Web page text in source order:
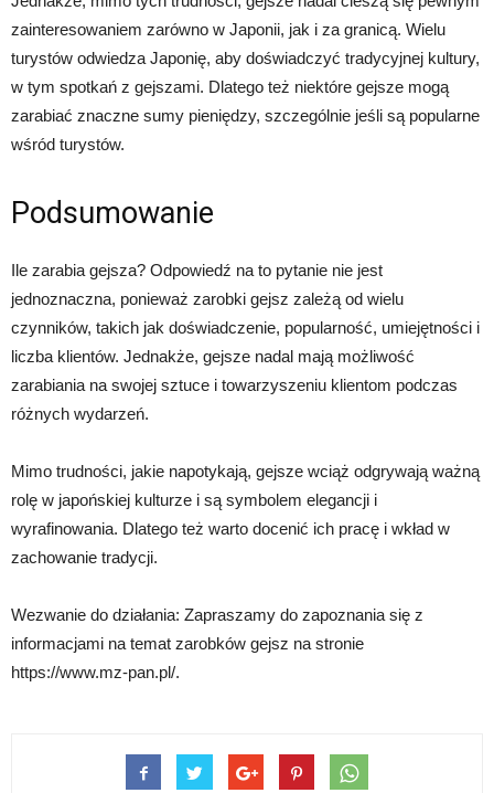
zainteresowaniem zarówno w Japonii, jak i za granicą. Wielu
turystów odwiedza Japonię, aby doświadczyć tradycyjnej kultury,
w tym spotkań z gejszami. Dlatego też niektóre gejsze mogą
zarabiać znaczne sumy pieniędzy, szczególnie jeśli są popularne
wśród turystów.
Podsumowanie
Ile zarabia gejsza? Odpowiedź na to pytanie nie jest
jednoznaczna, ponieważ zarobki gejsz zależą od wielu
czynników, takich jak doświadczenie, popularność, umiejętności i
liczba klientów. Jednakże, gejsze nadal mają możliwość
zarabiania na swojej sztuce i towarzyszeniu klientom podczas
różnych wydarzeń.
Mimo trudności, jakie napotykają, gejsze wciąż odgrywają ważną
rolę w japońskiej kulturze i są symbolem elegancji i
wyrafinowania. Dlatego też warto docenić ich pracę i wkład w
zachowanie tradycji.
Wezwanie do działania: Zapraszamy do zapoznania się z
informacjami na temat zarobków gejsz na stronie
https://www.mz-pan.pl/.